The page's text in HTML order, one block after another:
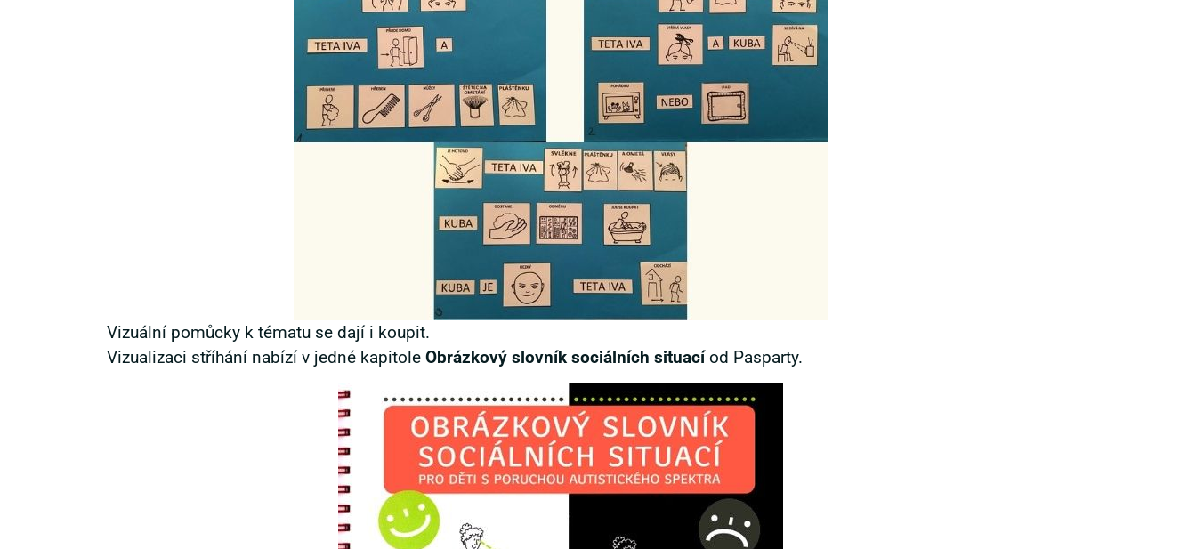
Vizuální pomůcky k tématu se dají i koupit.
Vizualizaci stříhání nabízí v jedné kapitole Obrázkový slovník sociálních situacíod Pasparty.